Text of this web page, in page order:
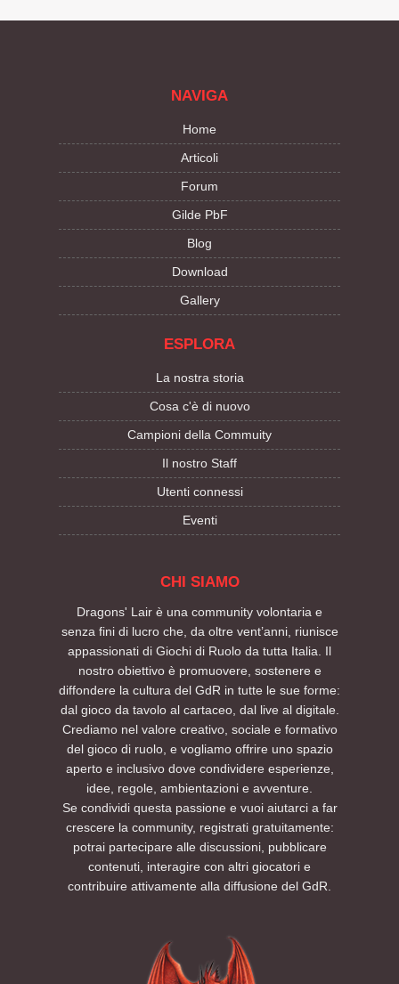
NAVIGA
Home
Articoli
Forum
Gilde PbF
Blog
Download
Gallery
ESPLORA
La nostra storia
Cosa c'è di nuovo
Campioni della Commuity
Il nostro Staff
Utenti connessi
Eventi
CHI SIAMO
Dragons' Lair è una community volontaria e
senza fini di lucro che, da oltre vent’anni, riunisce
appassionati di Giochi di Ruolo da tutta Italia. Il
nostro obiettivo è promuovere, sostenere e
diffondere la cultura del GdR in tutte le sue forme:
dal gioco da tavolo al cartaceo, dal live al digitale.
Crediamo nel valore creativo, sociale e formativo
del gioco di ruolo, e vogliamo offrire uno spazio
aperto e inclusivo dove condividere esperienze,
idee, regole, ambientazioni e avventure.
Se condividi questa passione e vuoi aiutarci a far
crescere la community, registrati gratuitamente:
potrai partecipare alle discussioni, pubblicare
contenuti, interagire con altri giocatori e
contribuire attivamente alla diffusione del GdR.